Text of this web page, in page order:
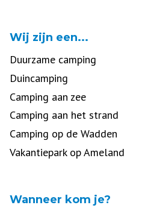
Wij zijn een...
Duurzame camping
Duincamping
Camping aan zee
Camping aan het strand
Camping op de Wadden
Vakantiepark op Ameland
Wanneer kom je?